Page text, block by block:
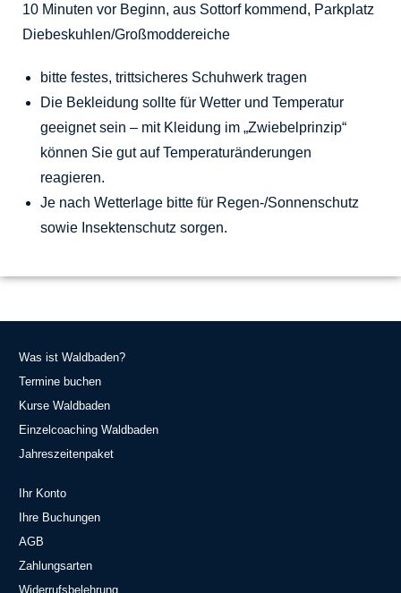
10 Minuten vor Beginn, aus Sottorf kommend, Parkplatz
Diebeskuhlen/Großmoddereiche
bitte festes, trittsicheres Schuhwerk tragen
Die Bekleidung sollte für Wetter und Temperatur
geeignet sein – mit Kleidung im „Zwiebelprinzip“
können Sie gut auf Temperaturänderungen
reagieren.
Je nach Wetterlage bitte für Regen-/Sonnenschutz
sowie Insektenschutz sorgen.
Was ist Waldbaden?
Termine buchen
Kurse Waldbaden
Einzelcoaching Waldbaden
Jahreszeitenpaket
Ihr Konto
Ihre Buchungen
AGB
Zahlungsarten
Widerrufsbelehrung